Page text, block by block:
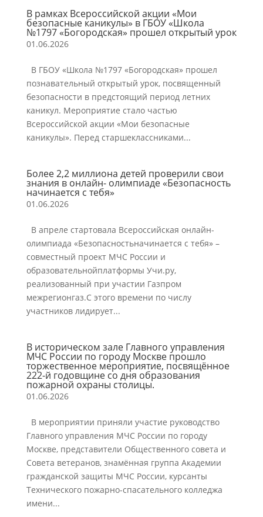
В рамках Всероссийской акции «Мои
безопасные каникулы» в ГБОУ «Школа
№1797 «Богородская» прошел открытый урок
01.06.2026
В ГБОУ «Школа №1797 «Богородская» прошел
познавательный открытый урок, посвященный
безопасности в предстоящий период летних
каникул. Мероприятие стало частью
Всероссийской акции «Мои безопасные
каникулы». Перед старшеклассниками...
Более 2,2 миллиона детей проверили свои
знания в онлайн- олимпиаде «Безопасность
начинается с тебя»
01.06.2026
В апреле стартовала Всероссийская онлайн-
олимпиада «Безопасностьначинается с тебя» –
совместный проект МЧС России и
образовательнойплатформы Учи.ру,
реализованный при участии Газпром
межрегионгаз.С этого времени по числу
участников лидирует...
В историческом зале Главного управления
МЧС России по городу Москве прошло
торжественное мероприятие, посвящённое
222-й годовщине со дня образования
пожарной охраны столицы.
01.06.2026
В мероприятии приняли участие руководство
Главного управления МЧС России по городу
Москве, представители Общественного совета и
Совета ветеранов, знамённая группа Академии
гражданской защиты МЧС России, курсанты
Технического пожарно-спасательного колледжа
имени...